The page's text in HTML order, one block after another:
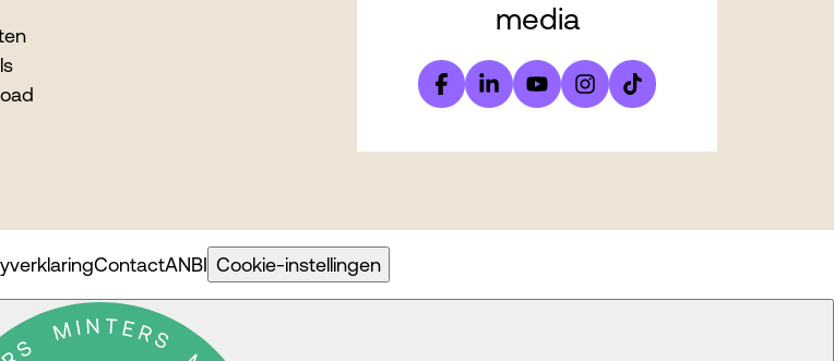
media
ContactANBI Cookie-instellingen